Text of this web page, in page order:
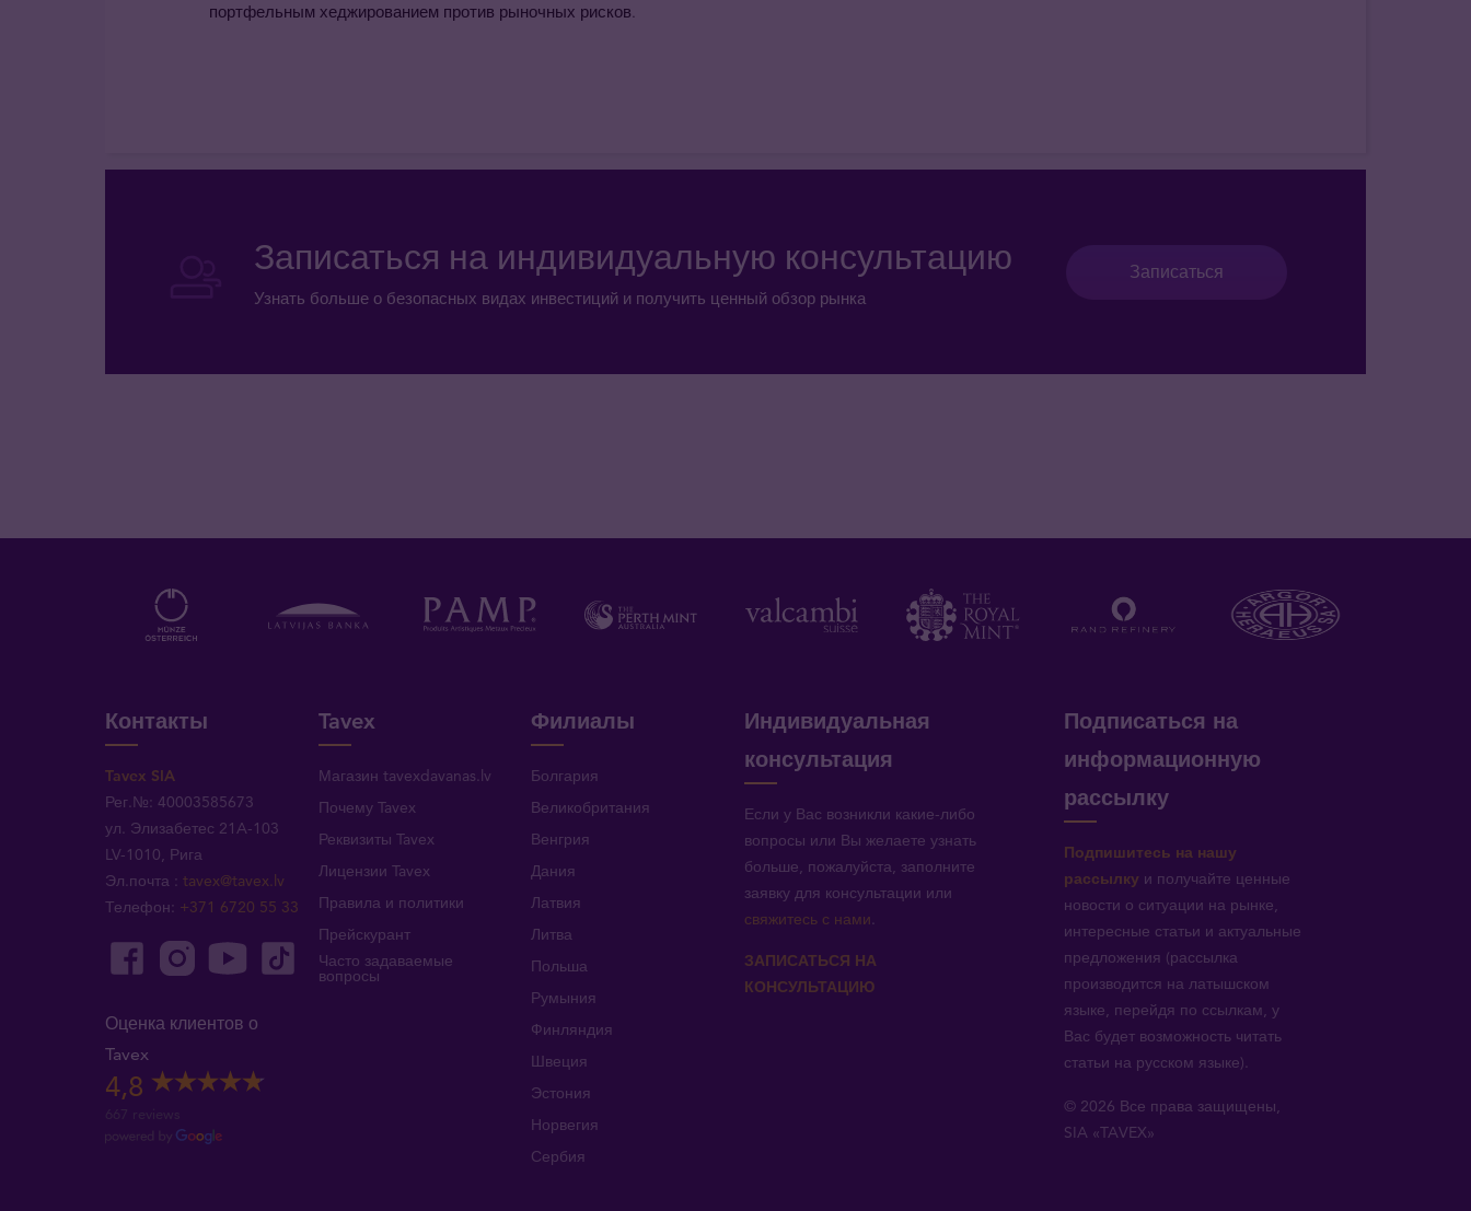
портфельным хеджированием против рыночных рисков.
Записаться на индивидуальную консультацию
Узнать больше о безопасных видах инвестиций и получить ценный обзор рынка
Записаться
Контакты
Tavex SIA
Рег.№: 40003585673
ул. Элизабетес 21A-103
LV-1010, Рига
Эл.почта :tavex@tavex.lv
Телефон: +371 6720 55 33
Оценка клиентов о
Tavex
4,8
667 reviews
Tavex
Магазин tavexdavanas.lv
Почему Tavex
Реквизиты Tavex
Лицензии Tavex
Правила и политики
Прейскурант
Часто задаваемые
вопросы
Филиалы
Болгария
Великобритания
Венгрия
Дания
Латвия
Литва
Польша
Румыния
Финляндия
Швеция
Эстония
Норвегия
Сербия
Индивидуальная
консультация
Если у Вас возникли какие-либо
вопросы или Вы желаете узнать
больше, пожалуйста, заполните
заявку для консультации или
свяжитесь с нами.
ЗАПИСАТЬСЯ НА
КОНСУЛЬТАЦИЮ
Подписаться на
информационную
рассылку
Подпишитесь на нашу
рассылку и получайте ценные
новости о ситуации на рынке,
интересные статьи и актуальные
предложения (рассылка
производится на латышском
языке, перейдя по ссылкам, у
Вас будет возможность читать
статьи на русском языке).
© 2026 Все права защищены,
SIA «TAVEX»